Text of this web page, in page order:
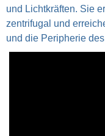
und Lichtkräften. Sie
zentrifugal und
und die Peripherie